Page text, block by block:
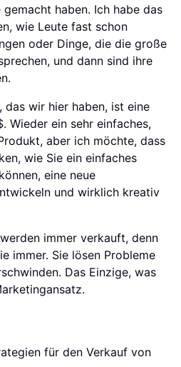
haben. Ich habe das
wie Leute fast schon
oder Dinge, die die große
und dann sind ihre
das wir hier haben, ist eine
Wieder ein sehr einfaches,
aber ich möchte, dass
wie Sie ein einfaches
eine neue
und wirklich kreativ
immer verkauft, denn
immer. Sie lösen Probleme
Das Einzige, was